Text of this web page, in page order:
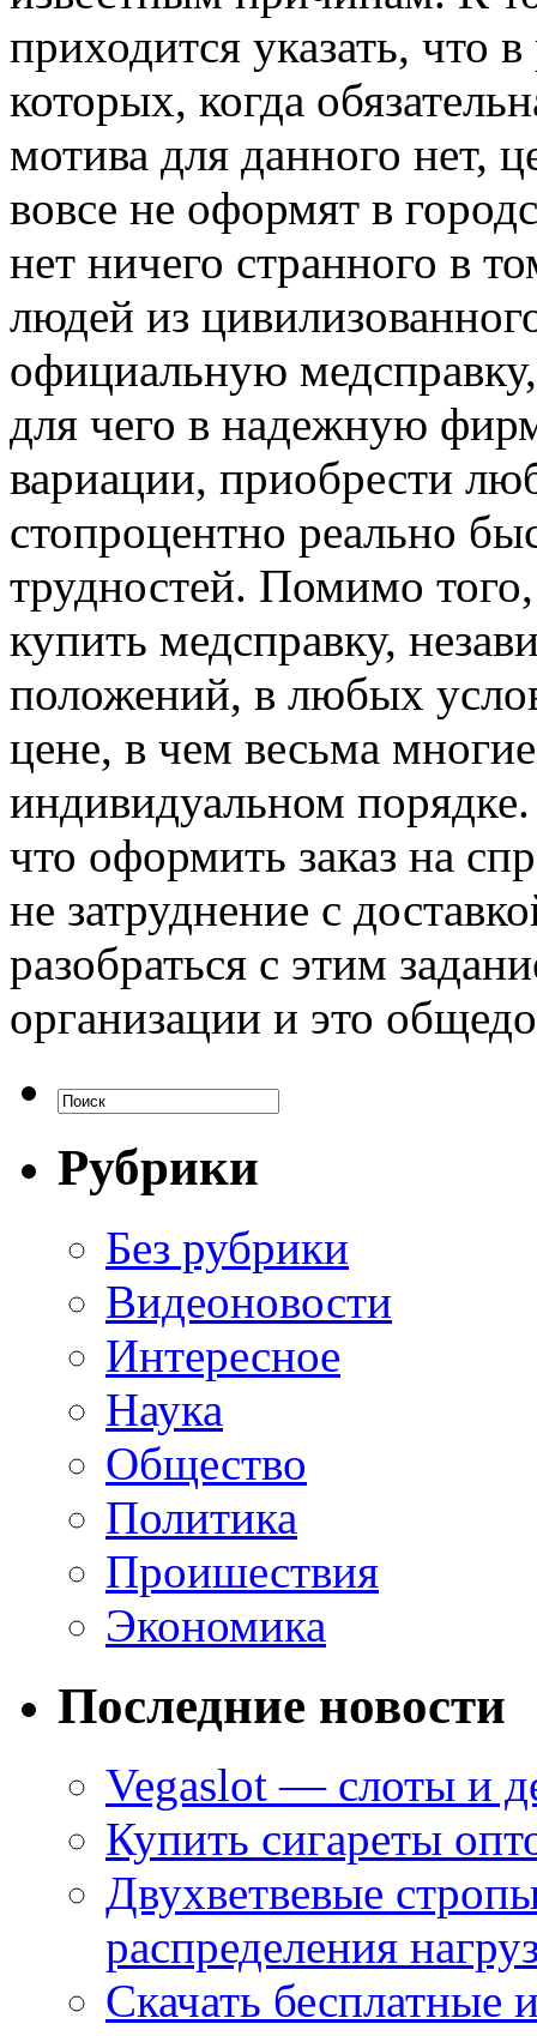
приходится указать, что
которых, когда
мотива для данного нет,
вовсе не оформят в
нет ничего странного в
людей из
официальную
для чего в надежную
вариации, приобрести
стопроцентно реально
трудностей. Помимо
купить медсправку,
положений, в любых
цене, в чем весьма
индивидуальном порядке.
что оформить заказ на
не затруднение с
разобраться с этим
организации и это
Рубрики
Без рубрики
Видеоновости
Интересное
Наука
Общество
Политика
Проишествия
Экономика
Последние новости
Vegaslot — слоты и
Купить сигареты
Двухветвевые
распределения
Скачать